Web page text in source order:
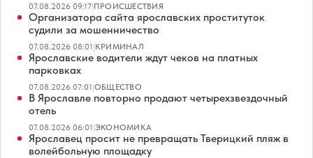
07.08.2026 09:17|ПРОИСШЕСТВИЯ
Организатора сайта ярославских проституток
судили за мошенничество
07.08.2026 08:01|КРИМИНАЛ
Ярославские водители ждут чеков на платных
парковках
07.08.2026 07:01|ОБЩЕСТВО
В Ярославле повторно продают четырехзвездочный
отель
07.08.2026 06:01|ЭКОНОМИКА
Ярославец просит не превращать Тверицкий пляж в
волейбольную площадку